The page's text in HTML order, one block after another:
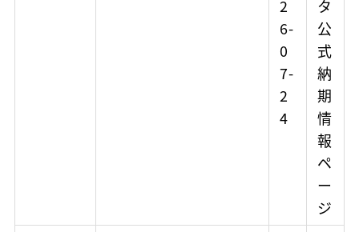
2
6-
0
7-
2
4
タ
公
式
納
期
情
報
ペ
ー
ジ